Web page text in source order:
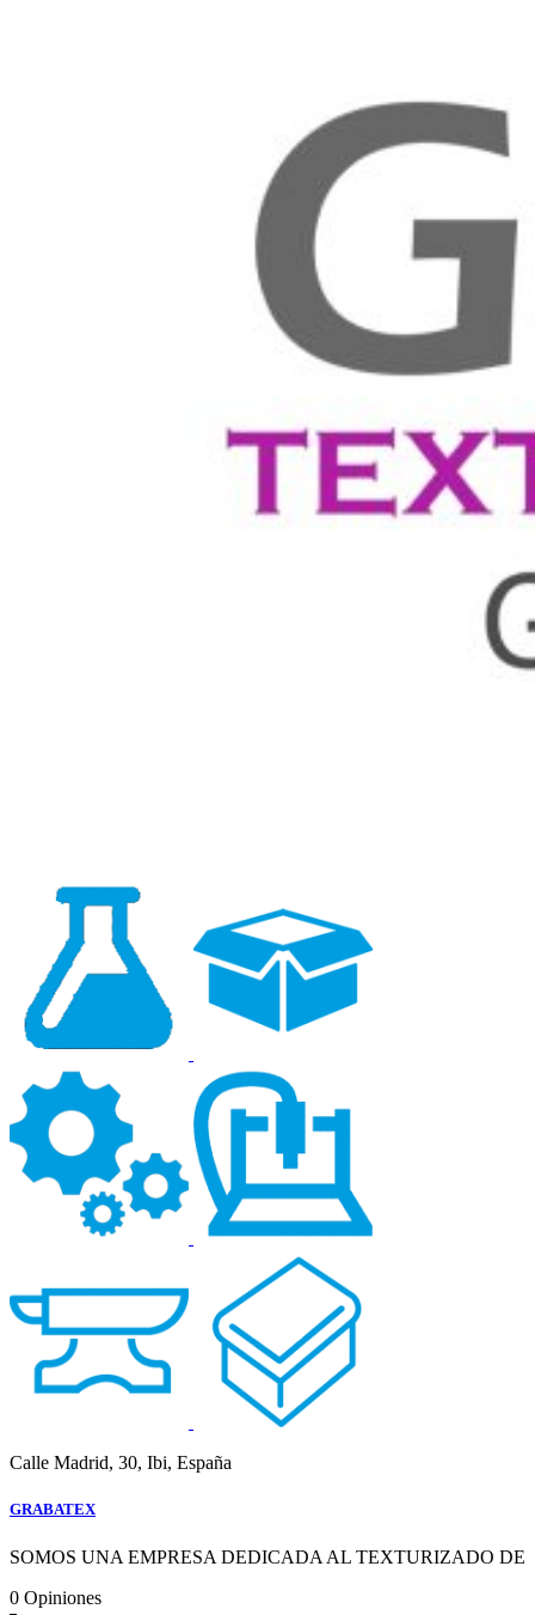
Calle Madrid, 30, Ibi, España
GRABATEX
SOMOS UNA EMPRESA DEDICADA AL TEXTURIZADO DE
0 Opiniones